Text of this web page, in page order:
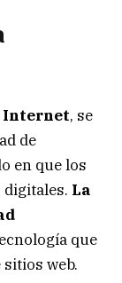
Internet, se
de
en que los
La
que
web.